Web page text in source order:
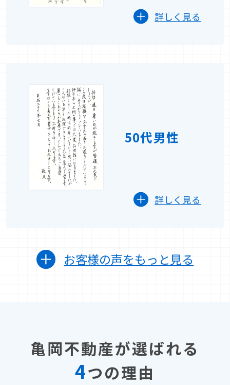
詳しく見る
50代男性
詳しく見る
お客様の声をもっと見る
亀岡不動産が選ばれる
4つの理由